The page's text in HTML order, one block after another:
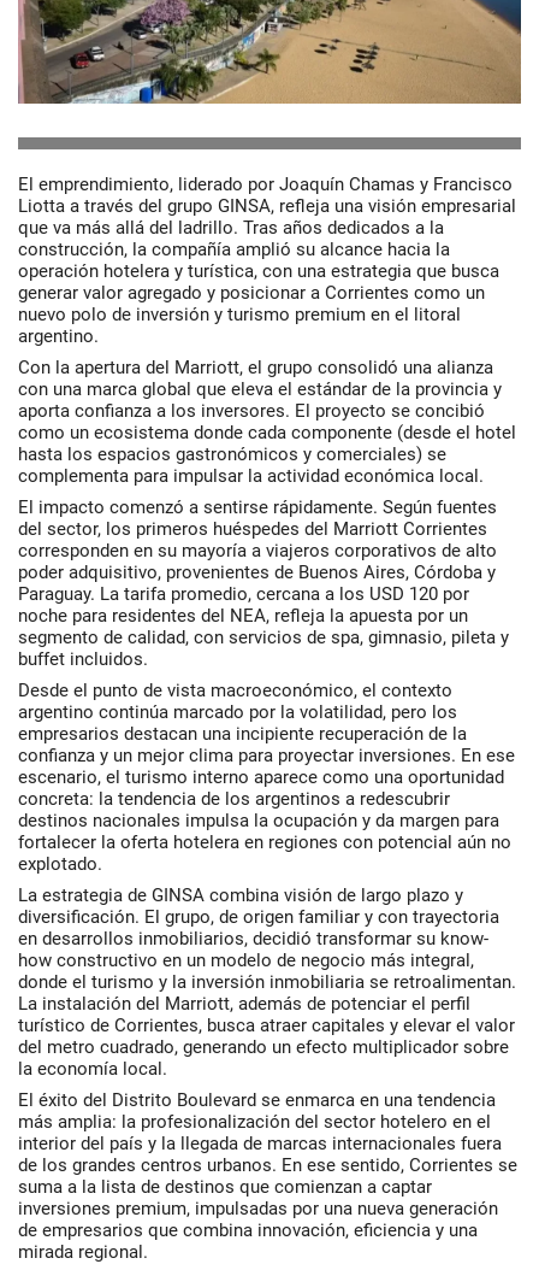
El emprendimiento, liderado por Joaquín Chamas y Francisco
Liotta a través del grupo GINSA, refleja una visión empresarial
que va más allá del ladrillo. Tras años dedicados a la
construcción, la compañía amplió su alcance hacia la
operación hotelera y turística, con una estrategia que busca
generar valor agregado y posicionar a Corrientes como un
nuevo polo de inversión y turismo premium en el litoral
argentino.
Con la apertura del Marriott, el grupo consolidó una alianza
con una marca global que eleva el estándar de la provincia y
aporta confianza a los inversores. El proyecto se concibió
como un ecosistema donde cada componente (desde el hotel
hasta los espacios gastronómicos y comerciales) se
complementa para impulsar la actividad económica local.
El impacto comenzó a sentirse rápidamente. Según fuentes
del sector, los primeros huéspedes del Marriott Corrientes
corresponden en su mayoría a viajeros corporativos de alto
poder adquisitivo, provenientes de Buenos Aires, Córdoba y
Paraguay. La tarifa promedio, cercana a los USD 120 por
noche para residentes del NEA, refleja la apuesta por un
segmento de calidad, con servicios de spa, gimnasio, pileta y
buffet incluidos.
Desde el punto de vista macroeconómico, el contexto
argentino continúa marcado por la volatilidad, pero los
empresarios destacan una incipiente recuperación de la
confianza y un mejor clima para proyectar inversiones. En ese
escenario, el turismo interno aparece como una oportunidad
concreta: la tendencia de los argentinos a redescubrir
destinos nacionales impulsa la ocupación y da margen para
fortalecer la oferta hotelera en regiones con potencial aún no
explotado.
La estrategia de GINSA combina visión de largo plazo y
diversificación. El grupo, de origen familiar y con trayectoria
en desarrollos inmobiliarios, decidió transformar su know-
how constructivo en un modelo de negocio más integral,
donde el turismo y la inversión inmobiliaria se retroalimentan.
La instalación del Marriott, además de potenciar el perfil
turístico de Corrientes, busca atraer capitales y elevar el valor
del metro cuadrado, generando un efecto multiplicador sobre
la economía local.
El éxito del Distrito Boulevard se enmarca en una tendencia
más amplia: la profesionalización del sector hotelero en el
interior del país y la llegada de marcas internacionales fuera
de los grandes centros urbanos. En ese sentido, Corrientes se
suma a la lista de destinos que comienzan a captar
inversiones premium, impulsadas por una nueva generación
de empresarios que combina innovación, eficiencia y una
mirada regional.